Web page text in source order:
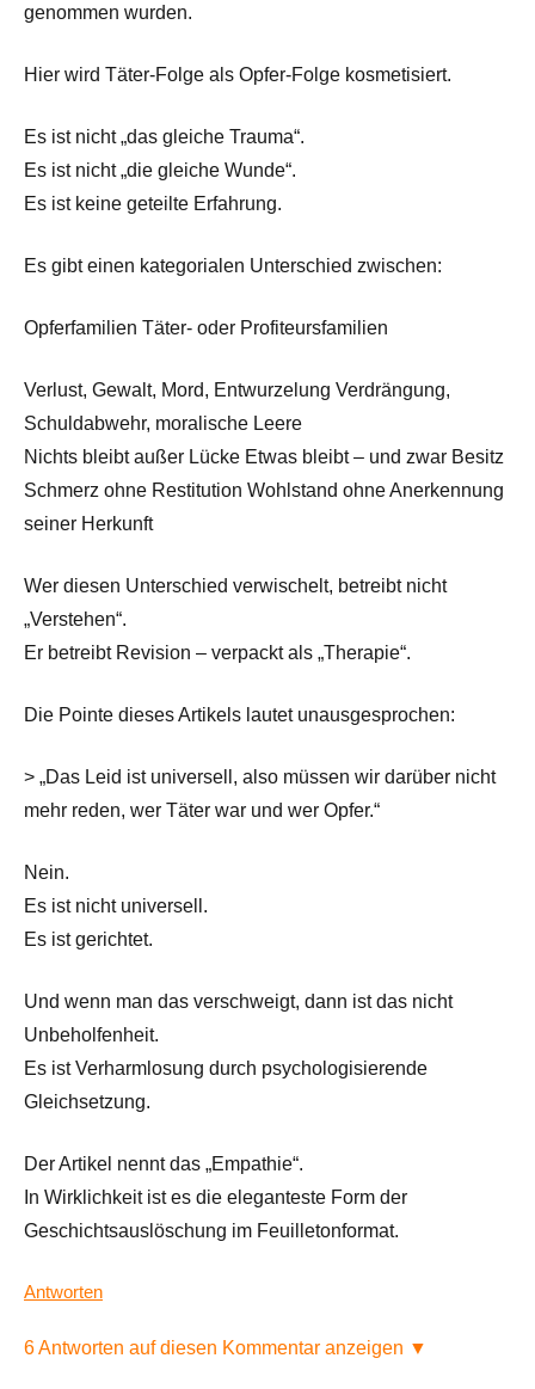
genommen wurden.
Hier wird Täter-Folge als Opfer-Folge kosmetisiert.
Es ist nicht „das gleiche Trauma“.
Es ist nicht „die gleiche Wunde“.
Es ist keine geteilte Erfahrung.
Es gibt einen kategorialen Unterschied zwischen:
Opferfamilien Täter- oder Profiteursfamilien
Verlust, Gewalt, Mord, Entwurzelung Verdrängung,
Schuldabwehr, moralische Leere
Nichts bleibt außer Lücke Etwas bleibt – und zwar Besitz
Schmerz ohne Restitution Wohlstand ohne Anerkennung
seiner Herkunft
Wer diesen Unterschied verwischelt, betreibt nicht
„Verstehen“.
Er betreibt Revision – verpackt als „Therapie“.
Die Pointe dieses Artikels lautet unausgesprochen:
> „Das Leid ist universell, also müssen wir darüber nicht
mehr reden, wer Täter war und wer Opfer.“
Nein.
Es ist nicht universell.
Es ist gerichtet.
Und wenn man das verschweigt, dann ist das nicht
Unbeholfenheit.
Es ist Verharmlosung durch psychologisierende
Gleichsetzung.
Der Artikel nennt das „Empathie“.
In Wirklichkeit ist es die eleganteste Form der
Geschichtsauslöschung im Feuilletonformat.
Antworten
6 Antworten auf diesen Kommentar anzeigen ▼